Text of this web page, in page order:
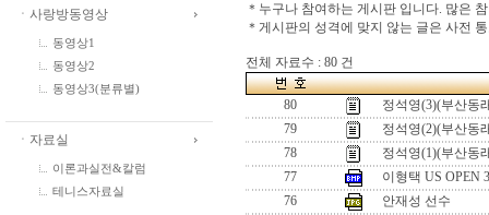
ㆍ사랑방동영상
동영상1
동영상2
동영상3(분류별)
ㆍ자료실
이론과실전&칼럼
테니스자료실
＊누구나 참여하는 게시판 입니다. 많은
＊게시판의 성격에 맞지 않는 글은 사전
전체 자료수 : 80 건
80
정석영(3)(부산동
79
정석영(2)(부산동
78
정석영(1)(부산동
77
이형택 US OPEN
76
안재성 선수